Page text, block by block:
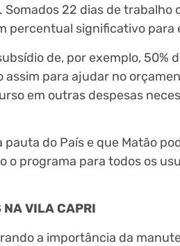
22 dias de trabalho
percentual significativo para
de, por exemplo, 50%
assim para ajudar no
em outras despesas
do País e que Matão
o programa para todos os
NA VILA CAPRI
a importância da